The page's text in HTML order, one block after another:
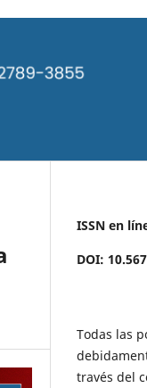
ISSN en
DOI:
Todas las
través del